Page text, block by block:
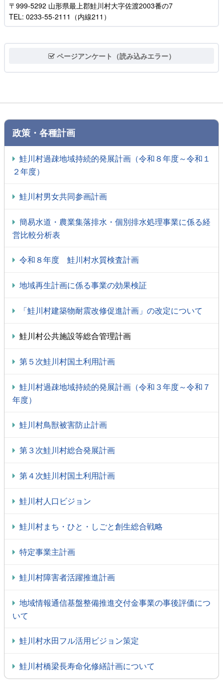
〒999-5292 山形県最上郡鮭川村大字佐渡2003番の7
TEL: 0233-55-2111（内線211）
ページアンケート（読み込みエラー）
政策・各種計画
鮭川村過疎地域持続的発展計画（令和８年度～令和１
２年度）
鮭川村男女共同参画計画
簡易水道・農業集落排水・個別排水処理事業に係る経
営比較分析表
令和８年度 鮭川村水質検査計画
地域再生計画に係る事業の効果検証
「鮭川村建築物耐震改修促進計画」の改定について
鮭川村公共施設等総合管理計画
第５次鮭川村国土利用計画
鮭川村過疎地域持続的発展計画（令和３年度～令和７
年度）
鮭川村鳥獣被害防止計画
第３次鮭川村総合発展計画
第４次鮭川村国土利用計画
鮭川村人口ビジョン
鮭川村まち・ひと・しごと創生総合戦略
特定事業主計画
鮭川村障害者活躍推進計画
地域情報通信基盤整備推進交付金事業の事後評価につ
いて
鮭川村水田フル活用ビジョン策定
鮭川村橋梁長寿命化修繕計画について